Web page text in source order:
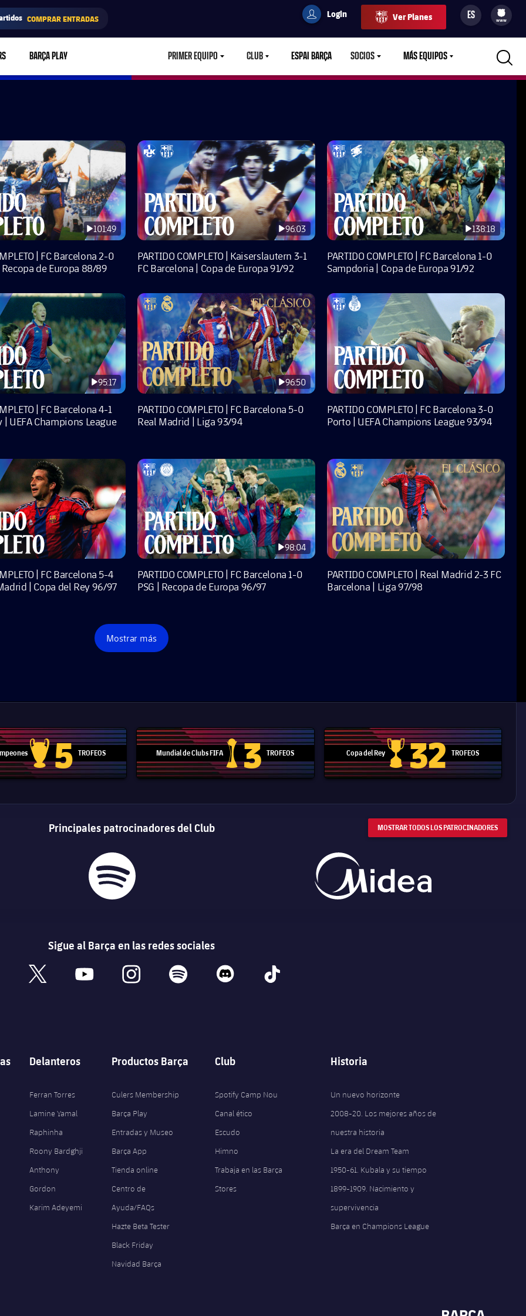
COMPRAR ENTRADAS userCulers
Login Ver Planes ES
filled-badge
www
BARÇA PLAY PRIMER EQUIPOLABEL.ARIA.CARETDOWN
CLUBLABEL.ARIA.CARETDOWN
ESPAI BARÇA SOCIOSLABEL.ARIA.CARETDOWN
MÁS EQUIPOSLABEL.ARIA.CARETDOWN
101:49
| FC Barcelona 2-0
de Europa 88/89
96:03
PARTIDO COMPLETO | Kaiserslautern 3-1
FC Barcelona | Copa de Europa 91/92
138:18
PARTIDO COMPLETO | FC Barcelona 1-0
Sampdoria | Copa de Europa 91/92
95:17
| FC Barcelona 4-1
UEFA Champions League
96:50
PARTIDO COMPLETO | FC Barcelona 5-0
Real Madrid | Liga 93/94
PARTIDO COMPLETO | FC Barcelona 3-0
Porto | UEFA Champions League 93/94
| FC Barcelona 5-4
| Copa del Rey 96/97
98:04
PARTIDO COMPLETO | FC Barcelona 1-0
PSG | Recopa de Europa 96/97
PARTIDO COMPLETO | Real Madrid 2-3 FC
Barcelona | Liga 97/98
Mostrar más
más
Trofeo de la Liga de Campeones
5 TROFEOS Mundial de Clubs FIFA
Trofeo del Mundial de Clubes
3 TROFEOS Copa del Rey
Copa del Rey
32 TROFEOS
Principales patrocinadores del Club MOSTRAR TODOS LOS PATROCINADORES
Sigue al Barça en las redes sociales
x youtube instagram spotify discord tiktok
Delanteros
Ferran Torres
Lamine Yamal
Raphinha
Roony Bardghji
Anthony
Gordon
Karim Adeyemi
Productos Barça
Culers Membership
Barça Play
Entradas y Museo
Barça App
Tienda online
Centro de
Ayuda/FAQs
Hazte Beta Tester
Black Friday
Navidad Barça
Club
Spotify Camp Nou
Canal ético
Escudo
Himno
Trabaja en las Barça
Stores
Historia
Un nuevo horizonte
2008-20. Los mejores años de
nuestra historia
La era del Dream Team
1950-61. Kubala y su tiempo
1899-1909. Nacimiento y
supervivencia
Barça en Champions League